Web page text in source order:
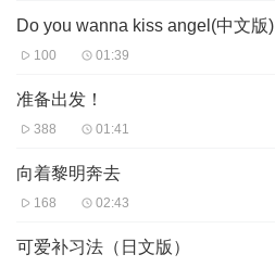
Do you wanna kiss angel(中文版)
100 01:39
准备出发！
388 01:41
向着黎明奔去
168 02:43
可爱补习法（日文版）